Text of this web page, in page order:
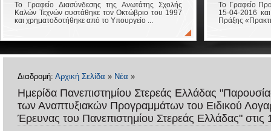
Το Γραφείο Διασύνδεσης της Ανωτάτης Σχολής
Καλών Τεχνών συστάθηκε τον Οκτώβριο του 1997
και χρηματοδοτήθηκε από το Υπουργείο ...
Το Γραφείο
15-04-2016
Πράξης
Διαδρομή: Αρχική Σελίδα » Νέα »
Ημερίδα Πανεπιστημίου Στερεάς Ελλάδας
των Αναπτυξιακών Προγραμμάτων του Ειδικού
Έρευνας του Πανεπιστημίου Στερεάς Ελλάδας" στις